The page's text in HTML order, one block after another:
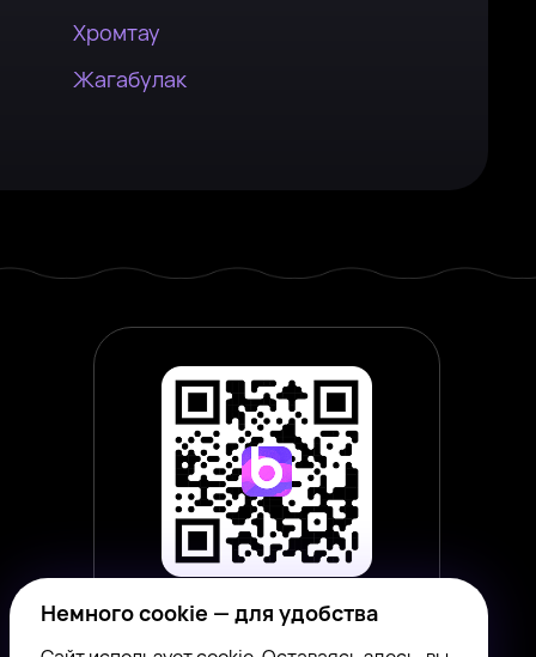
Хромтау
Жагабулак
Наведите камеру смартфона,
Немного cookie — для удобства